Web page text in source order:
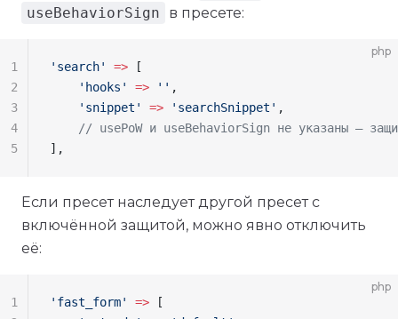
useBehaviorSign
в пресете:
php
'search' => [
    'hooks'
=> '' ,
    'snippet'
=> 'searchSnippet' ,
// usePoW и useBehaviorSign не указаны —
],
1
2
3
4
5
Если пресет наследует другой пресет с
включённой защитой, можно явно отключить
её:
php
'fast_form' => [
1